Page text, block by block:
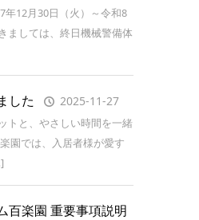
12月30日（火）～令和8
ましては、終日機械警備体
した 2025-11-27
トと、やさしい時間を一緒
園では、入居者様が愛す
百楽園 重要事項説明